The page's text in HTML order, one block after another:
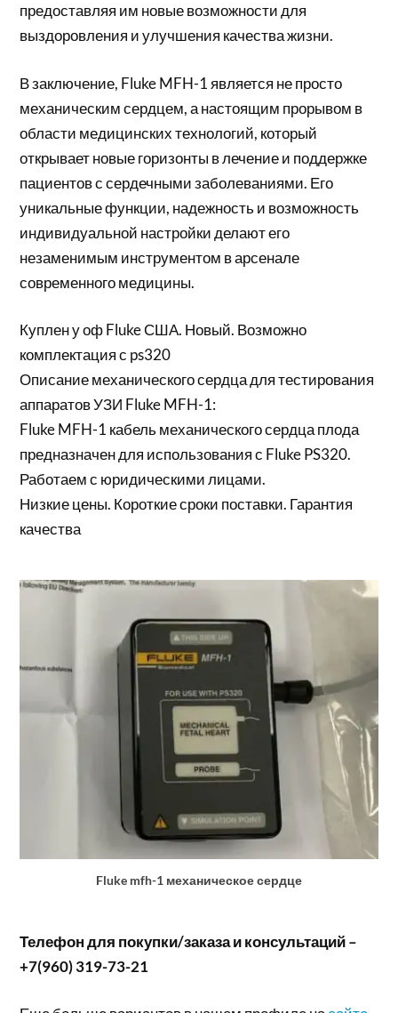
предоставляя им новые возможности для
выздоровления и улучшения качества жизни.
В заключение, Fluke MFH-1 является не просто
механическим сердцем, а настоящим прорывом в
области медицинских технологий, который
открывает новые горизонты в лечение и поддержке
пациентов с сердечными заболеваниями. Его
уникальные функции, надежность и возможность
индивидуальной настройки делают его
незаменимым инструментом в арсенале
современного медицины.
Куплен у оф Fluke США. Новый. Возможно
комплектация с ps320
Описание механического сердца для тестирования
аппаратов УЗИ Fluke MFH-1:
Fluke MFH-1 кабель механического сердца плода
предназначен для использования с Fluke PS320.
Работаем с юридическими лицами.
Низкие цены. Короткие сроки поставки. Гарантия
качества
Fluke mfh-1 механическое сердце
Телефон для покупки/заказа и консультаций –
+7(960) 319-73-21